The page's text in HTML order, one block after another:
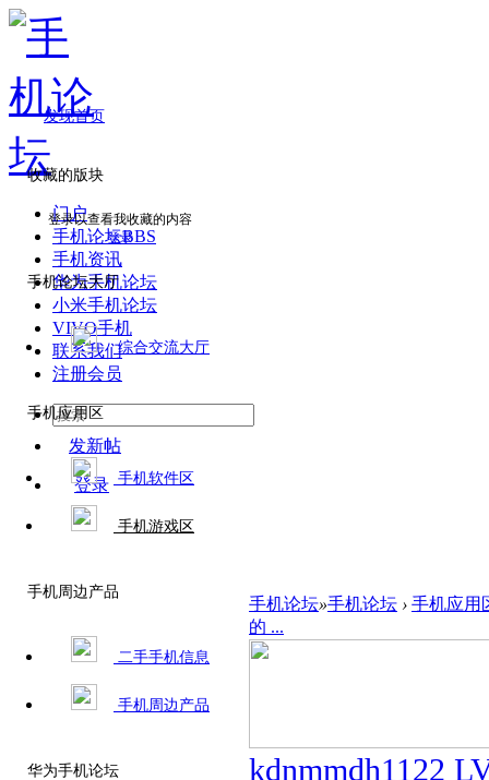
门户
手机论坛BBS
手机资讯
华为手机论坛
小米手机论坛
VIVO手机
联系我们
注册会员
发新帖
登录
手机论坛»手机论坛 › 手机应用
的 ...
发现首页
收藏的版块
登录以查看我收藏的内容
登录
手机论坛大厅
综合交流大厅
手机应用区
手机软件区
手机游戏区
手机周边产品
二手手机信息
手机周边产品
华为手机论坛 kdnmmdh1122